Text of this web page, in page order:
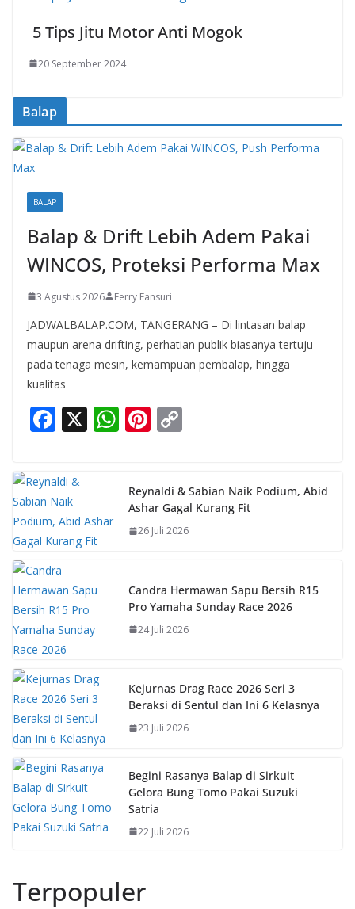
5 Tips Jitu Motor Anti Mogok
20 September 2024
Balap
BALAP
Balap & Drift Lebih Adem Pakai
WINCOS, Proteksi Performa Max
3 Agustus 2026 Ferry Fansuri
JADWALBALAP.COM, TANGERANG – Di lintasan balap
maupun arena drifting, perhatian publik biasanya tertuju
pada tenaga mesin, kemampuan pembalap, hingga
kualitas
F
e
b
o
o
k
X W
s
A
p
Pi
e
st
y
Li
n
Reynaldi & Sabian Naik Podium, Abid
Ashar Gagal Kurang Fit
26 Juli 2026
Candra Hermawan Sapu Bersih R15
Pro Yamaha Sunday Race 2026
24 Juli 2026
Kejurnas Drag Race 2026 Seri 3
Beraksi di Sentul dan Ini 6 Kelasnya
23 Juli 2026
Begini Rasanya Balap di Sirkuit
Gelora Bung Tomo Pakai Suzuki
Satria
22 Juli 2026
Terpopuler